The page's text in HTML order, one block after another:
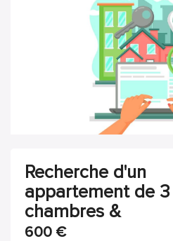
Recherche d'un
appartement de 3
chambres &
600 €